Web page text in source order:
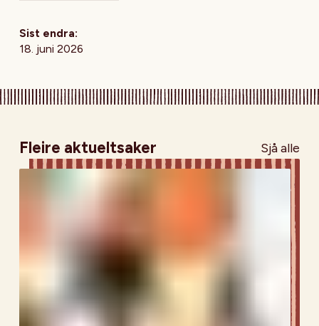
Sist endra:
18. juni 2026
Fleire aktueltsaker Sjå alle